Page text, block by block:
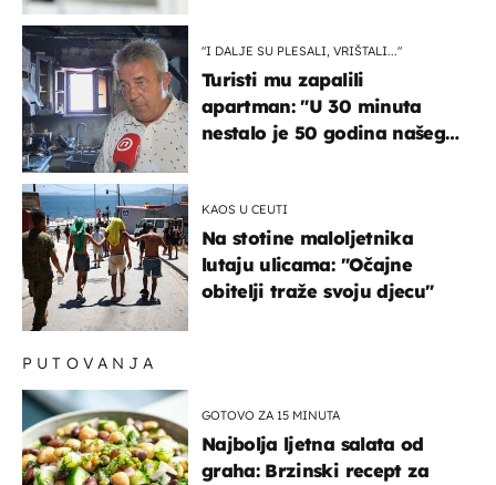
"I DALJE SU PLESALI, VRIŠTALI..."
Turisti mu zapalili
apartman: "U 30 minuta
nestalo je 50 godina našeg
KAOS U CEUTI
Na stotine maloljetnika
lutaju ulicama: "Očajne
obitelji traže svoju djecu"
PUTOVANJA
GOTOVO ZA 15 MINUTA
Najbolja ljetna salata od
graha: Brzinski recept za